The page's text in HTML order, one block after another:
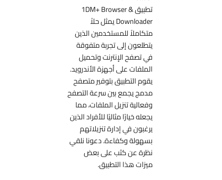
تطبيق 1DM+ Browser &
Downloader يمثل حلاً
متكاملاً للمستخدمين الذين
يتطلعون إلى تجربة متفوقة
في تصفح الإنترنت وتحميل
الملفات على أجهزة الأندرويد.
يقوم التطبيق بتوفير متصفح
مدمج يجمع بين سرعة التصفح
وفعالية تنزيل الملفات، مما
يجعله خيارًا مثاليًا للأفراد الذين
يرغبون في إدارة تنزيلاتهم
بسهولة وكفاءة. دعونا نلقي
نظرة عن كثب على بعض
ميزات هذا التطبيق.